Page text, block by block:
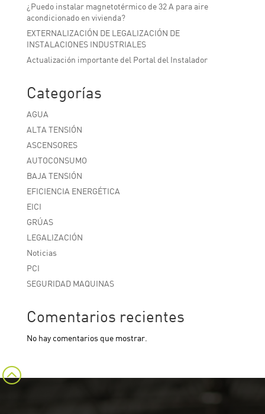
¿Puedo instalar magnetotérmico de 32 A para aire
acondicionado en vivienda?
EXTERNALIZACIÓN DE LEGALIZACIÓN DE
INSTALACIONES INDUSTRIALES
Actualización importante del Portal del Instalador
Categorías
AGUA
ALTA TENSIÓN
ASCENSORES
AUTOCONSUMO
BAJA TENSIÓN
EFICIENCIA ENERGÉTICA
EICI
GRÚAS
LEGALIZACIÓN
Noticias
PCI
SEGURIDAD MAQUINAS
Comentarios recientes
No hay comentarios que mostrar.
: